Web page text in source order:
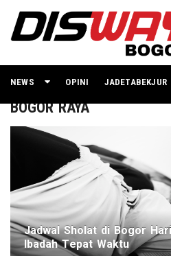
NEWS OPINI JADETABEKJUR
BOGOR RAYA
Jadwal Sholat di Bogor
Ibadah Tepat Waktu